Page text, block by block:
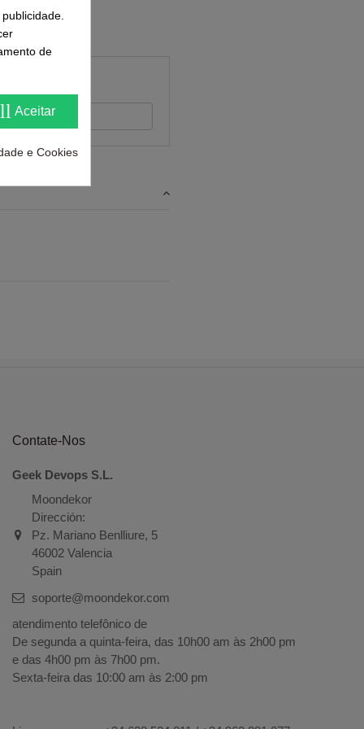
Contate-Nos
Geek Devops S.L.
Moondekor
Dirección:
Pz. Mariano Benlliure, 5
46002 Valencia
Spain
soporte@moondekor.com
atendimento telefônico de
De segunda a quinta-feira, das 10h00 am às 2h00 pm
e das 4h00 pm às 7h00 pm.
Sexta-feira das 10:00 am às 2:00 pm
de
Aceitar
e Cookies